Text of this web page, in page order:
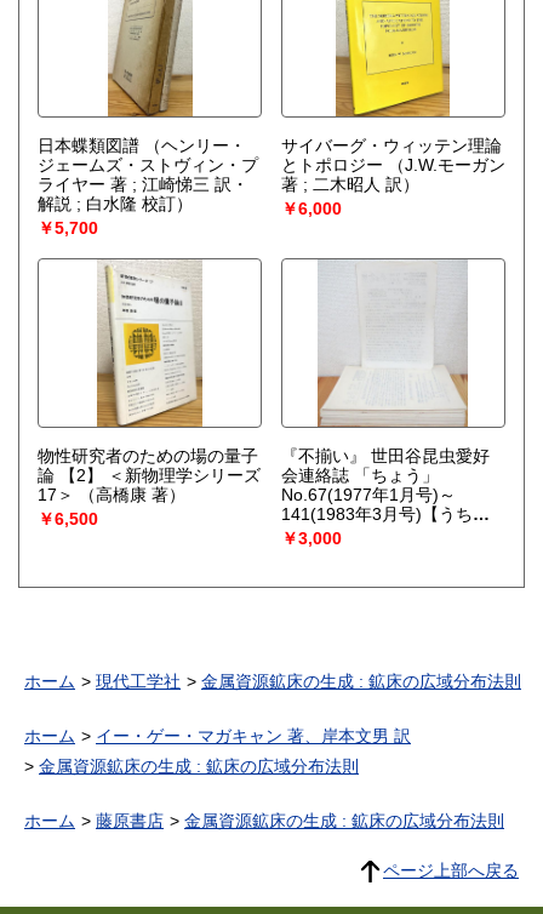
日本蝶類図譜
（ヘンリー・
ジェームズ・ストヴィン・プ
ライヤー 著 ; 江崎悌三 訳・
解説 ; 白水隆 校訂）
￥5,700
サイバーグ・ウィッテン理論
とトポロジー
（J.W.モーガン
著 ; 二木昭人 訳）
￥6,000
物性研究者のための場の量子
論 【2】 ＜新物理学シリーズ
17＞
（高橋康 著）
￥6,500
『不揃い』 世田谷昆虫愛好
会連絡誌 「ちょう」
No.67(1977年1月号)～
141(1983年3月号)【うち
No.97欠】 不揃い計75冊
￥3,000
ホーム 現代工学社 金属資源鉱床の生成 : 鉱床の広域分布法則
ホーム
イー・ゲー・マガキャン 著、岸本文男 訳
金属資源鉱床の生成 : 鉱床の広域分布法則
ホーム 藤原書店 金属資源鉱床の生成 : 鉱床の広域分布法則
ページ上部へ戻る